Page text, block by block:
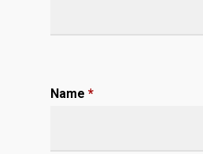
Name *